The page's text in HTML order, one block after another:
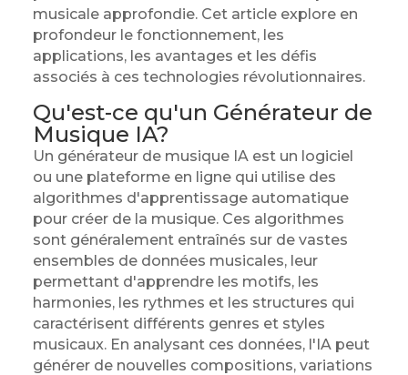
musicale approfondie. Cet article explore en
profondeur le fonctionnement, les
applications, les avantages et les défis
associés à ces technologies révolutionnaires.
Qu'est-ce qu'un Générateur de
Musique IA?
Un générateur de musique IA est un logiciel
ou une plateforme en ligne qui utilise des
algorithmes d'apprentissage automatique
pour créer de la musique. Ces algorithmes
sont généralement entraînés sur de vastes
ensembles de données musicales, leur
permettant d'apprendre les motifs, les
harmonies, les rythmes et les structures qui
caractérisent différents genres et styles
musicaux. En analysant ces données, l'IA peut
générer de nouvelles compositions, variations